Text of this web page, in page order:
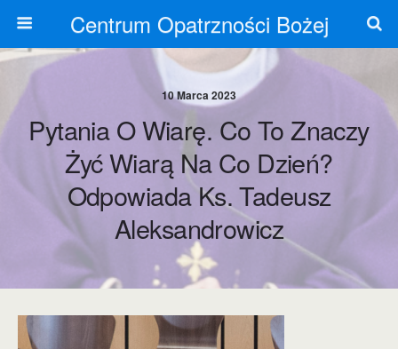
Centrum Opatrzności Bożej
10 Marca 2023
Pytania O Wiarę. Co To Znaczy
Żyć Wiarą Na Co Dzień?
Odpowiada Ks. Tadeusz
Aleksandrowicz